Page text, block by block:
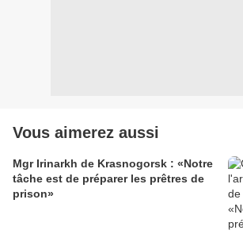
Vous aimerez aussi
Mgr Irinarkh de Krasnogorsk : «Notre
tâche est de préparer les prêtres de
prison»